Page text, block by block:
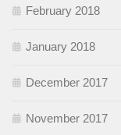
February 2018
January 2018
December 2017
November 2017